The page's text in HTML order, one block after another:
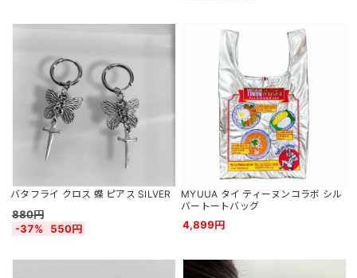
バタフライ クロス 蝶 ピアス SILVER
880円
-37%
550円
MYUUA タイ ティーヌンコラボ シル
バートートバッグ
4,899円